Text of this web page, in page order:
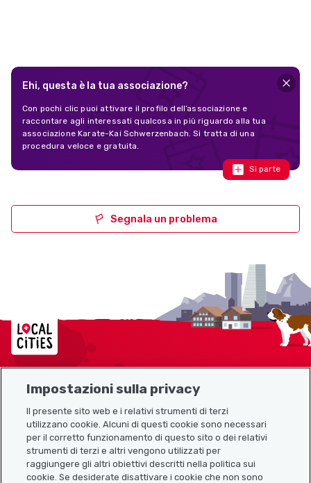
Ehi, questa è la tua associazione?
Con pochi clic puoi attivare il profilo dell’associazione e
raccontare agli interessati qualcosa in più riguardo alla tua
associazione Karate-Kai Schwerzenbach. Si tratta di una
procedura veloce e gratuita.
Si parte
Segnala un problema
Localcities
Link utili
Impostazioni sulla privacy
Il presente sito web e i relativi strumenti di terzi
utilizzano cookie. Alcuni di questi cookie sono necessari
per il corretto funzionamento di questo sito o dei relativi
strumenti di terzi e altri vengono utilizzati per
raggiungere gli altri obiettivi descritti nella politica sui
cookie. Se desiderate disattivare i cookie che non sono